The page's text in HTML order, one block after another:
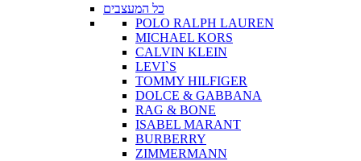
כל המעצבים
POLO RALPH LAUREN
MICHAEL KORS
CALVIN KLEIN
LEVI`S
TOMMY HILFIGER
DOLCE & GABBANA
RAG & BONE
ISABEL MARANT
BURBERRY
ZIMMERMANN